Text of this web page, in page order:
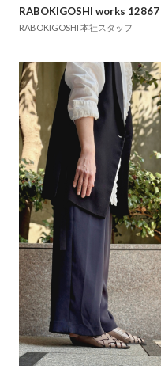
RABOKIGOSHI works 12867
RABOKIGOSHI 本社スタッフ